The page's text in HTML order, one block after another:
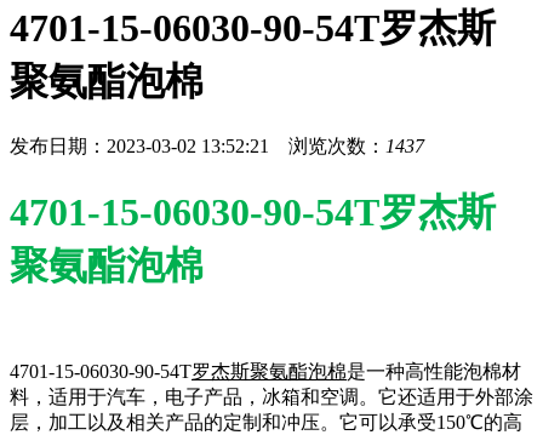
4701-15-06030-90-54T罗杰斯
聚氨酯泡棉
发布日期：2023-03-02 13:52:21 浏览次数： 1437
4701-15-06030-90-54T罗杰斯
聚氨酯泡棉
4701-15-06030-90-54T罗杰斯聚氨酯泡棉是一种高性能泡棉材
料，适用于汽车，电子产品，冰箱和空调。它还适用于外部涂
层，加工以及相关产品的定制和冲压。它可以承受150℃的高